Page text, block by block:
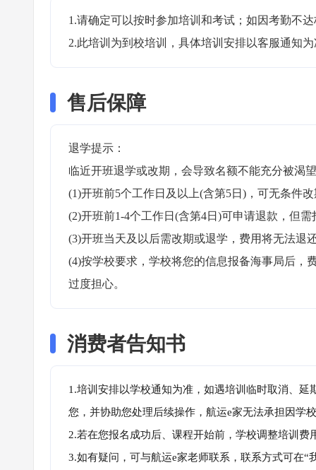
1.请确定可以按时参加培训和考试；如因考勤不
2.此培训为到校培训，具体培训安排以客服通知
售后保障
退学提示：
临近开班退学或改期，会导致名额不能充分被渴
(1)开班前5个工作日及以上(含第5日)，可无条件
(2)开班前1-4个工作日(含第4日)可申请退款，但
(3)开班当天及以后需改期或退学，费用将无法退
(4)按学校要求，学校将您的信息报备海事局后，
过度担心。
消费者告知书
1.培训安排以学校通知为准，如遇培训临时取消、
您，并协助您处理后续操作，航运e家无法承担因学
2.若在您报名成功后、课程开始前，学校调整培训
3.如有疑问，可与航运e家老师联系，联系方式可在